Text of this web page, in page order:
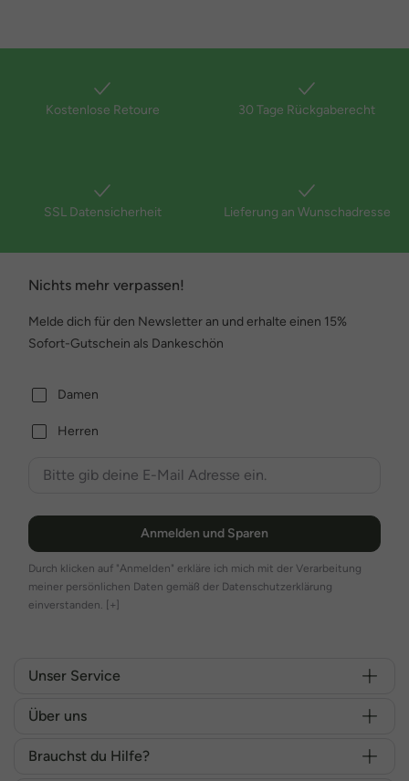
Kostenlose Retoure 30 Tage Rückgaberecht
SSL Datensicherheit Lieferung an Wunschadresse
Nichts mehr verpassen!
Melde dich für den Newsletter an und erhalte einen 15%
Sofort-Gutschein als Dankeschön
Damen
Herren
Anmelden und Sparen
Durch klicken auf "Anmelden" erkläre ich mich mit der Verarbeitung
meiner persönlichen Daten gemäß der Datenschutzerklärung
einverstanden. [+]
Unser Service
Über uns
Brauchst du Hilfe?